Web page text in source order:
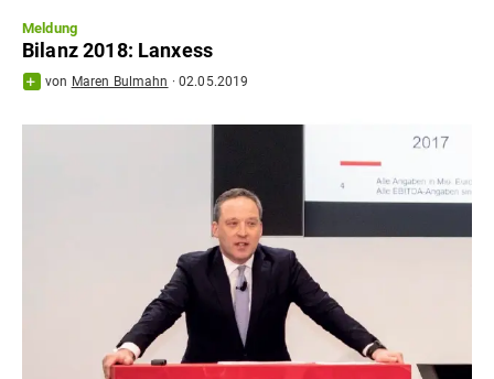
Meldung
Bilanz 2018: Lanxess
von Maren Bulmahn ·02.05.2019